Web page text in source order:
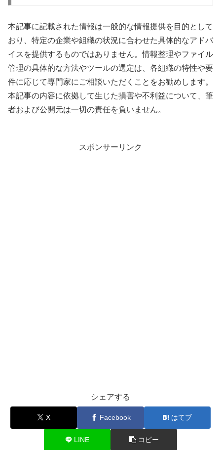
本記事に記載された情報は一般的な情報提供を目的として
おり、特定の企業や組織の状況に合わせた具体的なアドバ
イスを提供するものではありません。情報整理やファイル
管理の具体的な方法やツールの選定は、各組織の特性や要
件に応じて専門家にご相談いただくことをお勧めします。
本記事の内容に依拠して生じた損害や不利益について、筆
者および公開元は一切の責任を負いません。
スポンサーリンク
シェアする
X Facebook はてブ
LINE コピー